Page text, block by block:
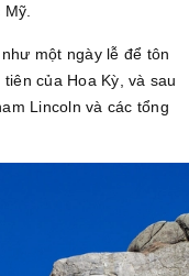
Mỹ.
một ngày lễ để tôn
của Hoa Kỳ, và sau
Lincoln và các tổng